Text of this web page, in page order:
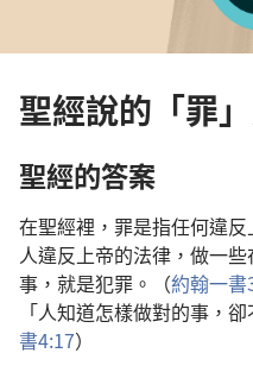
聖經說的「罪
聖經的答案
在聖經裡，罪是指任何違
人違反上帝的法律，做一
事，就是犯罪。（約翰一書
「人知道怎樣做對的事，
書4:17）